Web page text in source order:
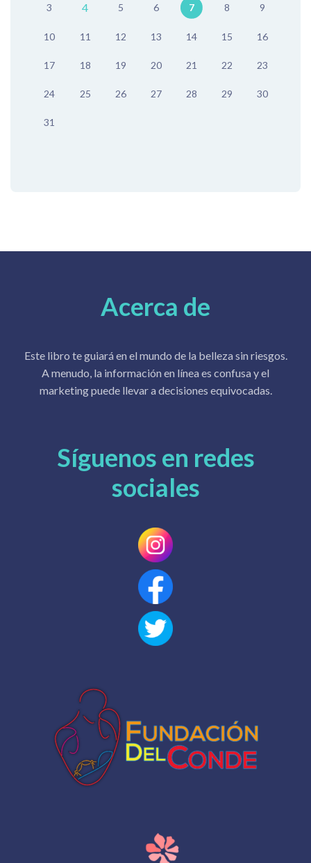
3 4 5 6 7 8 9
10 11 12 13 14 15 16
17 18 19 20 21 22 23
24 25 26 27 28 29 30
31
Acerca de
Este libro te guiará en el mundo de la belleza sin riesgos.
A menudo, la información en línea es confusa y el
marketing puede llevar a decisiones equivocadas.
Síguenos en redes
sociales